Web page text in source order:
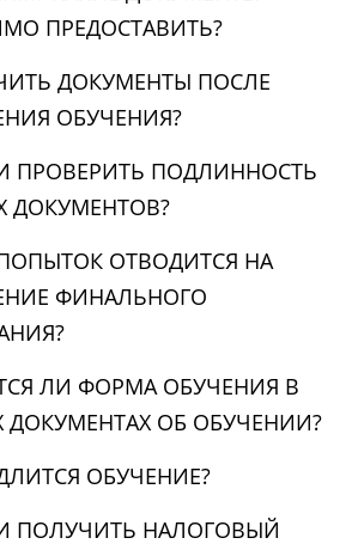
ПРЕДОСТАВИТЬ?
ДОКУМЕНТЫ ПОСЛЕ
ОБУЧЕНИЯ?
ПРОВЕРИТЬ ПОДЛИННОСТЬ
ДОКУМЕНТОВ?
ОТВОДИТСЯ НА
ФИНАЛЬНОГО
ЛИ ФОРМА ОБУЧЕНИЯ В
ДОКУМЕНТАХ ОБ ОБУЧЕНИИ?
ОБУЧЕНИЕ?
ПОЛУЧИТЬ НАЛОГОВЫЙ